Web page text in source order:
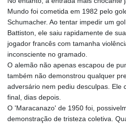
Mundo foi cometida em 1982 pelo
Schumacher. Ao tentar impedir um
Battiston, ele saiu rapidamente de
jogador francês com tamanha
inconsciente no gramado.
O alemão não apenas escapou de
também não demonstrou qualquer
adversário nem pediu desculpas. Ele
final, dias depois.
O 'Maracanazo' de 1950 foi,
demonstração de tristeza coletiva.